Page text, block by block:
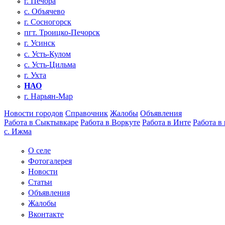
с. Объячево
г. Сосногорск
пгт. Троицко-Печорск
г. Усинск
с. Усть-Кулом
с. Усть-Цильма
г. Ухта
НАО
г. Нарьян-Мар
Новости городов Справочник Жалобы Объявления
Работа в Сыктывкаре Работа в Воркуте Работа в Инте Работа в
с. Ижма
О селе
Фотогалерея
Новости
Статьи
Объявления
Жалобы
Вконтакте